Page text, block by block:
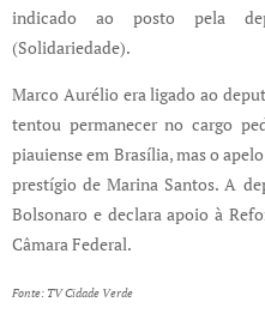
indicado ao posto pela
(Solidariedade).
Marco Aurélio era ligado ao
tentou permanecer no cargo
piauiense em Brasília, mas o
prestígio de Marina Santos. A
Bolsonaro e declara apoio à
Câmara Federal.
Fonte: TV Cidade Verde